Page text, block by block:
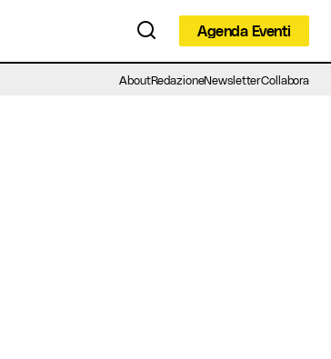
Agenda Eventi
Agenda Eventi
AboutRedazioneNewsletterCollabora